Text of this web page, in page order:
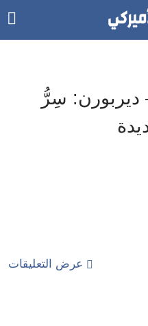
ديربورن: سِرُّ
عرض التعليقات